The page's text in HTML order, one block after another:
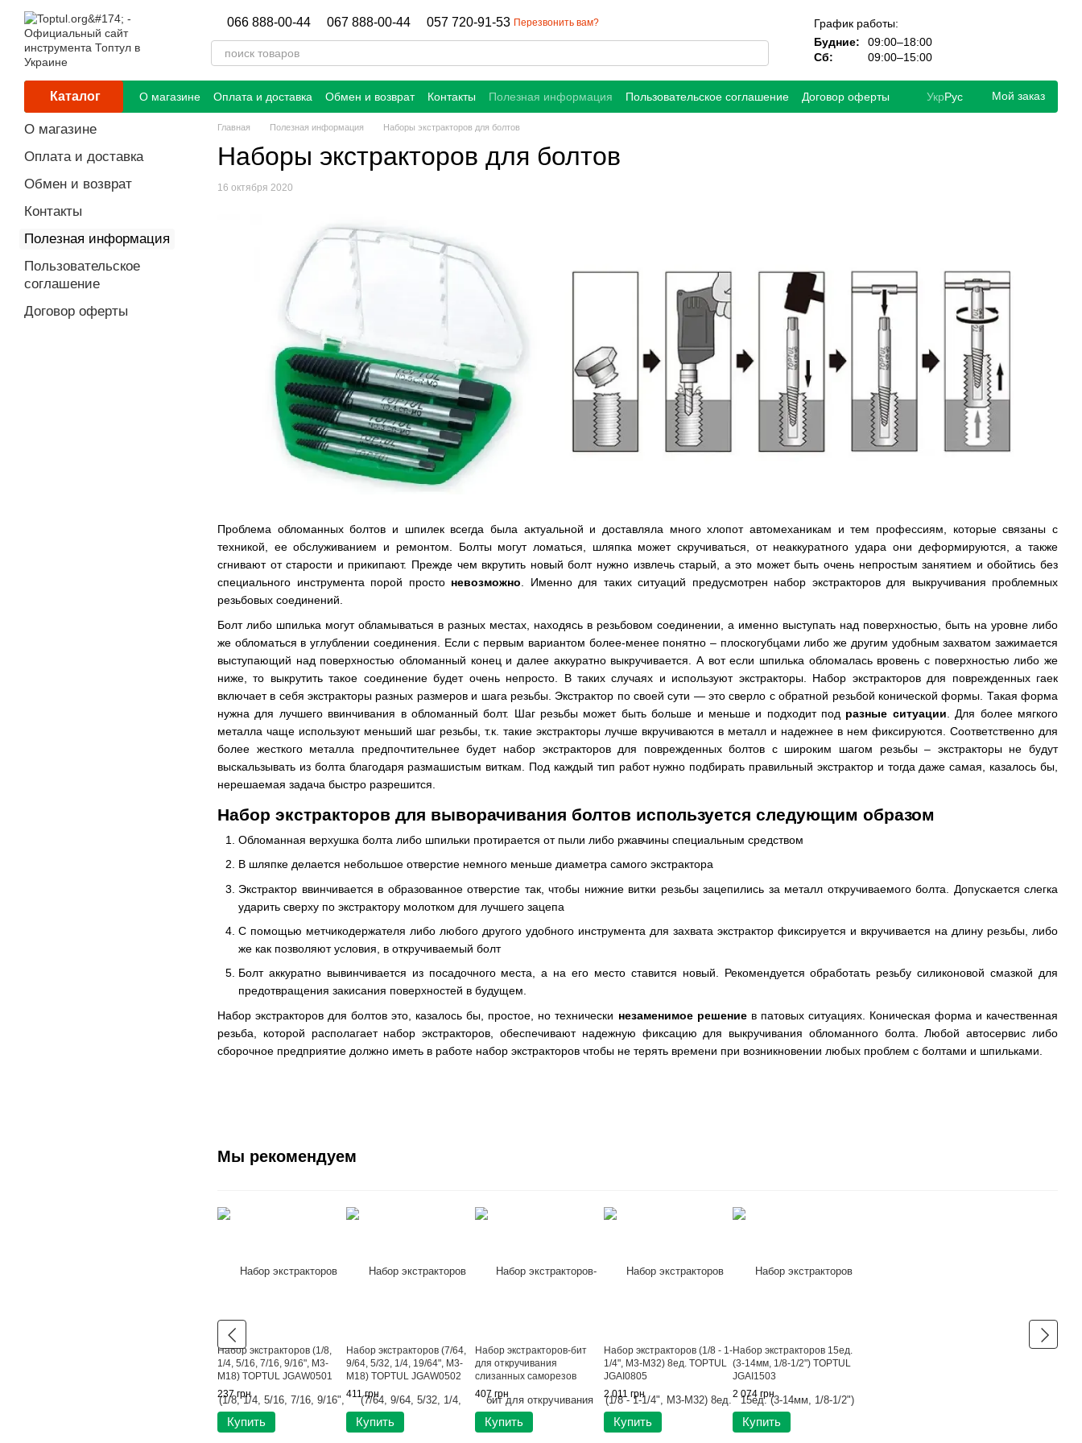
Перейти к основному контенту
066 888-00-44 067 888-00-44 057 720-91-53 Перезвонить вам?
График работы:
Будние:
09:00–18:00
Сб:
09:00–15:00
Каталог О магазине Оплата и доставка Обмен и возврат Контакты Полезная информация Пользовательское соглашение Договор оферты УкрРус Мой заказ
Главная Полезная информация Наборы экстракторов для болтов
Наборы экстракторов для болтов
16 октября 2020
Проблема обломанных болтов и шпилек всегда была актуальной и доставляла много хлопот автомеханикам и тем профессиям, которые связаны с
техникой, ее обслуживанием и ремонтом. Болты могут ломаться, шляпка может скручиваться, от неаккуратного удара они деформируются, а также
сгнивают от старости и прикипают. Прежде чем вкрутить новый болт нужно извлечь старый, а это может быть очень непростым занятием и обойтись без
специального инструмента порой просто невозможно. Именно для таких ситуаций предусмотрен набор экстракторов для выкручивания проблемных
резьбовых соединений.
Болт либо шпилька могут обламываться в разных местах, находясь в резьбовом соединении, а именно выступать над поверхностью, быть на уровне либо
же обломаться в углублении соединения. Если с первым вариантом более-менее понятно – плоскогубцами либо же другим удобным захватом зажимается
выступающий над поверхностью обломанный конец и далее аккуратно выкручивается. А вот если шпилька обломалась вровень с поверхностью либо же
ниже, то выкрутить такое соединение будет очень непросто. В таких случаях и используют экстракторы. Набор экстракторов для поврежденных гаек
включает в себя экстракторы разных размеров и шага резьбы. Экстрактор по своей сути — это сверло с обратной резьбой конической формы. Такая форма
нужна для лучшего ввинчивания в обломанный болт. Шаг резьбы может быть больше и меньше и подходит под разные ситуации . Для более мягкого
металла чаще используют меньший шаг резьбы, т.к. такие экстракторы лучше вкручиваются в металл и надежнее в нем фиксируются. Соответственно для
более жесткого металла предпочтительнее будет набор экстракторов для поврежденных болтов с широким шагом резьбы – экстракторы не будут
выскальзывать из болта благодаря размашистым виткам. Под каждый тип работ нужно подбирать правильный экстрактор и тогда даже самая, казалось бы,
нерешаемая задача быстро разрешится.
Набор экстракторов для выворачивания болтов используется следующим образом
Обломанная верхушка болта либо шпильки протирается от пыли либо ржавчины специальным средством
В шляпке делается небольшое отверстие немного меньше диаметра самого экстрактора
Экстрактор ввинчивается в образованное отверстие так, чтобы нижние витки резьбы зацепились за металл откручиваемого болта. Допускается слегка
ударить сверху по экстрактору молотком для лучшего зацепа
С помощью метчикодержателя либо любого другого удобного инструмента для захвата экстрактор фиксируется и вкручивается на длину резьбы, либо
же как позволяют условия, в откручиваемый болт
Болт аккуратно вывинчивается из посадочного места, а на его место ставится новый. Рекомендуется обработать резьбу силиконовой смазкой для
предотвращения закисания поверхностей в будущем.
Набор экстракторов для болтов это, казалось бы, простое, но технически незаменимое решениев патовых ситуациях. Коническая форма и качественная
резьба, которой располагает набор экстракторов, обеспечивают надежную фиксацию для выкручивания обломанного болта. Любой автосервис либо
сборочное предприятие должно иметь в работе набор экстракторов чтобы не терять времени при возникновении любых проблем с болтами и шпильками.
Мы рекомендуем
Набор экстракторов (1/8,
1/4, 5/16, 7/16, 9/16", M3-
M18) TOPTUL JGAW0501
237 грн
Купить
Набор экстракторов (7/64,
9/64, 5/32, 1/4, 19/64", M3-
M18) TOPTUL JGAW0502
411 грн
Купить
Набор экстракторов-бит
для откручивания
слизанных саморезов
TOPTUL JGAW0301
407 грн
Купить
Набор экстракторов (1/8 - 1-
1/4", M3-M32) 8ед. TOPTUL
JGAI0805
2 011 грн
Купить
Набор экстракторов 15ед.
(3-14мм, 1/8-1/2") TOPTUL
JGAI1503
2 074 грн
Купить
О магазине
Оплата и доставка
Обмен и возврат
Контакты
Полезная информация
Пользовательское
соглашение
Договор оферты